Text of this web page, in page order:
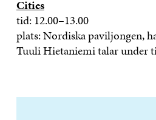
Cities
tid: 12.00–13.00
plats: Nordiska paviljongen,
Tuuli Hietaniemi talar under